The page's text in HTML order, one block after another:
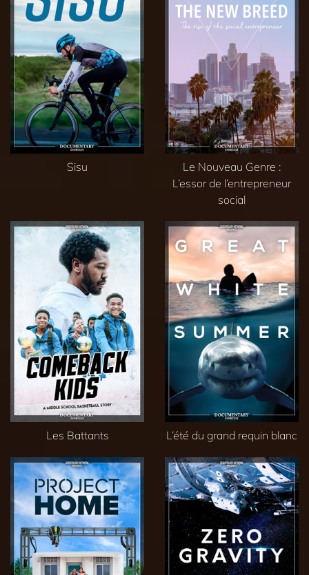
Sisu
Le Nouveau Genre :
L’essor de l’entrepreneur
social
Les Battants L’été du grand requin blanc